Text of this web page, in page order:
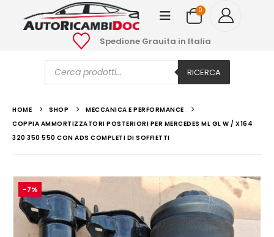
0
Spedione Grauita in Italia
Ricerca
prodotti RICERCA
HOME SHOP
MECCANICA E PERFORMANCE
COPPIA AMMORTIZZATORI POSTERIORI PER MERCEDES ML GL W / X164
320 350 550 CON ADS COMPLETI DI SOFFIETTI
-7%